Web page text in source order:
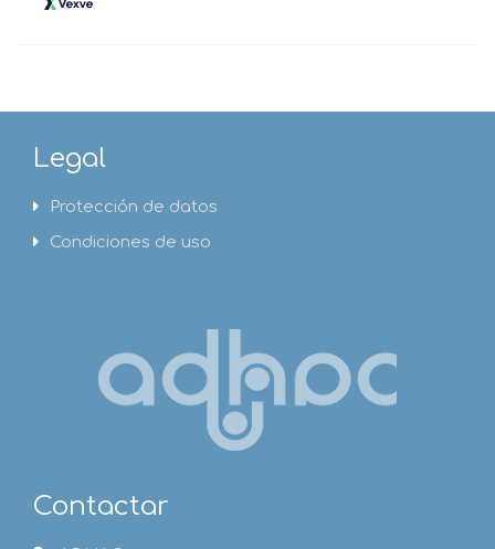
Legal
Protección de datos
Condiciones de uso
Contactar